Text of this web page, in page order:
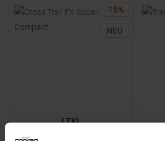
-15%
NEU
LEKI
Cross Trail FX Superlite